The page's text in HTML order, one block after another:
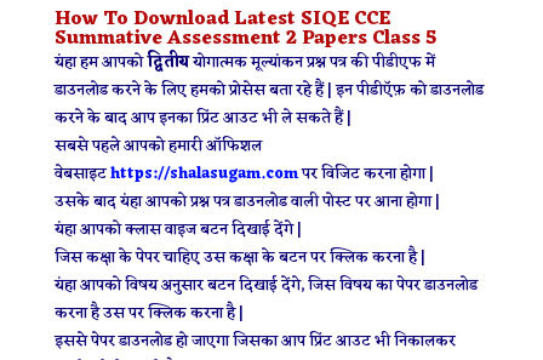
How To Download Latest SIQE CCE
Summative Assessment 2 Papers Class 5
यंहा हम आपकोद्वितीययोगात्मक मूल्यांकन प्रश्न पत्र की पीडीएफ में
डाउनलोड करने के लिए हमको प्रोसेस बता रहे हैं | इन पीडीऍफ़ को डाउनलोड
करने के बाद आप इनका प्रिंट आउट भी ले सकते हैं |
सबसे पहले आपको हमारी ऑफिशल
वेबसाइटhttps://shalasugam.comपर विजिट करना होगा |
उसके बाद यंहा आपको प्रश्न पत्र डाउनलोड वाली पोस्ट पर आना होगा |
यंहा आपको क्लास वाइज बटन दिखाई देंगे |
जिस कक्षा के पेपर चाहिए उस कक्षा के बटन पर क्लिक करना है |
यंहा आपको विषय अनुसार बटन दिखाई देंगे, जिस विषय का पेपर डाउनलोड
करना है उस पर क्लिक करना है |
इससे पेपर डाउनलोड हो जाएगा जिसका आप प्रिंट आउट भी निकालकर